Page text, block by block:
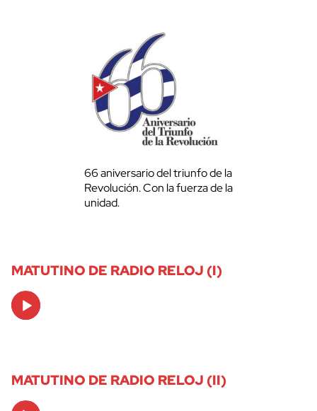
66 aniversario del triunfo de la
Revolución. Con la fuerza de la
unidad.
MATUTINO DE RADIO RELOJ (I)
Audio
Player
MATUTINO DE RADIO RELOJ (II)
Audio